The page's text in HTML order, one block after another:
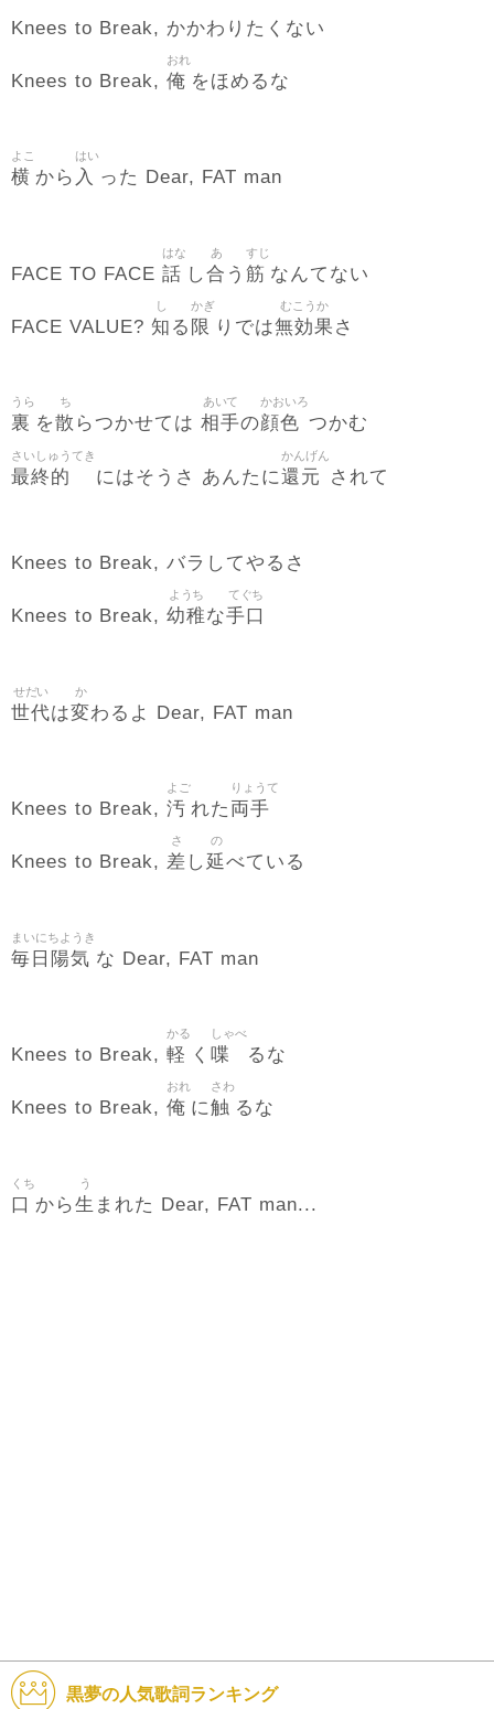
Knees to Break, かかわりたくない
Knees to Break, 俺
おれ
をほめるな
横
よこ
から 入
はい
った Dear, FAT man
FACE TO FACE 話
はな
し合
あ
う 筋
すじ
なんてない
FACE VALUE? 知
し
る 限
かぎ
りでは無効果
むこうか
さ
裏
うら
を散
ち
らつかせては 相手
あいて
の顔色
かおいろ
つかむ
最終的
さいしゅうてき
にはそうさ あんたに還元
かんげん
されて
Knees to Break, バラしてやるさ
Knees to Break, 幼稚
ようち
な手口
てぐち
世代
せだい
は変
か
わるよ Dear, FAT man
Knees to Break, 汚
よご
れた 両手
りょうて
Knees to Break, 差
さ
し 延
の
べている
毎日陽気
まいにちようき
な Dear, FAT man
Knees to Break, 軽
かる
く 喋
しゃべ
るな
Knees to Break, 俺
おれ
に触
さわ
るな
口
くち
から生
う
まれた Dear, FAT man...
黒夢の人気歌詞ランキング